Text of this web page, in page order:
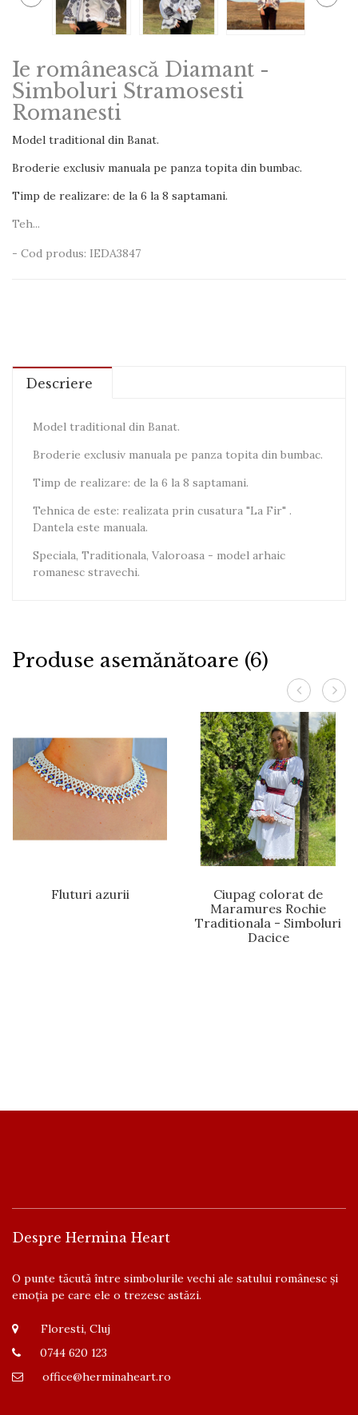
Ie românească Diamant -
Simboluri Stramosesti
Romanesti
Model traditional din Banat.
Broderie exclusiv manuala pe panza topita din bumbac.
Timp de realizare: de la 6 la 8 saptamani.
Teh...
- Cod produs: IEDA3847
Descriere
Model traditional din Banat.
Broderie exclusiv manuala pe panza topita din bumbac.
Timp de realizare: de la 6 la 8 saptamani.
Tehnica de este: realizata prin cusatura "La Fir" .
Dantela este manuala.
Speciala, Traditionala, Valoroasa - model arhaic
romanesc stravechi.
Produse asemănătoare (6)
Fluturi azurii
Ciupag colorat de
Maramures Rochie
Traditionala - Simboluri
Dacice
Despre Hermina Heart
O punte tăcută între simbolurile vechi ale satului românesc și
emoția pe care ele o trezesc astăzi.
Floresti, Cluj
0744 620 123
office@herminaheart.ro